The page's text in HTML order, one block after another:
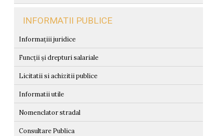
INFORMATII PUBLICE
Informațiii juridice
Funcții și drepturi salariale
Licitatii si achizitii publice
Informatii utile
Nomenclator stradal
Consultare Publica